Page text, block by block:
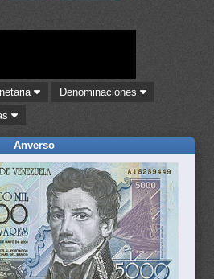
Denominaciones
Anverso